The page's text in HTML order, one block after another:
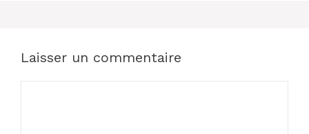
Laisser un commentaire